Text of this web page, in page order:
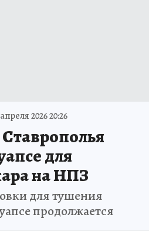
2026 20:26
для
на НПЗ
для тушения
продолжается